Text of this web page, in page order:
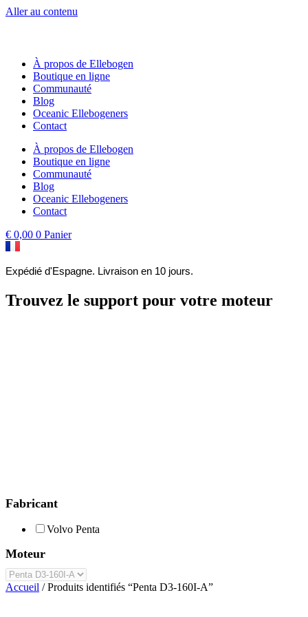
Aller au contenu
À propos de Ellebogen
Boutique en ligne
Communauté
Blog
Oceanic Ellebogeners
Contact
À propos de Ellebogen
Boutique en ligne
Communauté
Blog
Oceanic Ellebogeners
Contact
€ 0,00 0 Panier
Expédié d'Espagne. Livraison en 10 jours.
Trouvez le support pour votre moteur
Fabricant
Volvo Penta
Moteur
Accueil / Produits identifiés “Penta D3-160I-A”